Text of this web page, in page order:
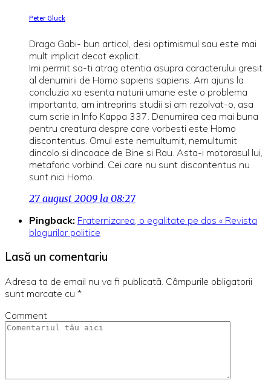
Peter Gluck
Draga Gabi- bun articol, desi optimismul sau este mai
mult implicit decat explicit.
Imi permit sa-ti atrag atentia asupra caracterului gresit
al denumirii de Homo sapiens sapiens. Am ajuns la
concluzia xa esenta naturii umane este o problema
importanta, am intreprins studii si am rezolvat-o, asa
cum scrie in Info Kappa 337. Denumirea cea mai buna
pentru creatura despre care vorbesti este Homo
discontentus. Omul este nemultumit, nemultumit
dincolo si dincoace de Bine si Rau. Asta-i motorasul lui,
metaforic vorbind. Cei care nu sunt discontentus nu
sunt nici Homo.
27 august 2009 la 08:27
Pingback: Fraternizarea, o egalitate pe dos « Revista
blogurilor politice
Lasă un comentariu
Adresa ta de email nu va fi publicată. Câmpurile obligatorii
sunt marcate cu *
Comment